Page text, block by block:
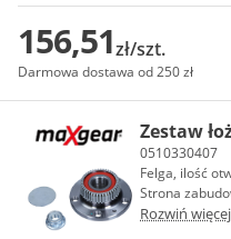
156,51zł/szt.
Darmowa dostawa od 250 zł
Zestaw
0510330407
Felga, ilość
Strona
Rozwiń